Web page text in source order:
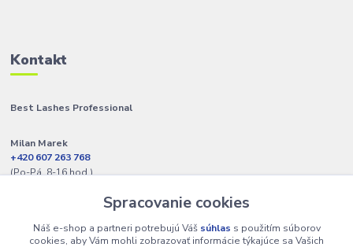
Kontakt
Best Lashes Professional
Milan Marek
+420 607 263 768
(Po-Pá, 8-16 hod.)
info@best-lashes.skSpracovanie cookies
Náš e-shop a partneri potrebujú Váš súhlas s použitím súborov
cookies, aby Vám mohli zobrazovať informácie týkajúce sa Vašich